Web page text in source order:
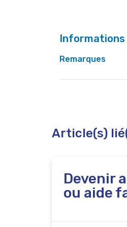
Remarques
Article(s)
Devenir
ou aide